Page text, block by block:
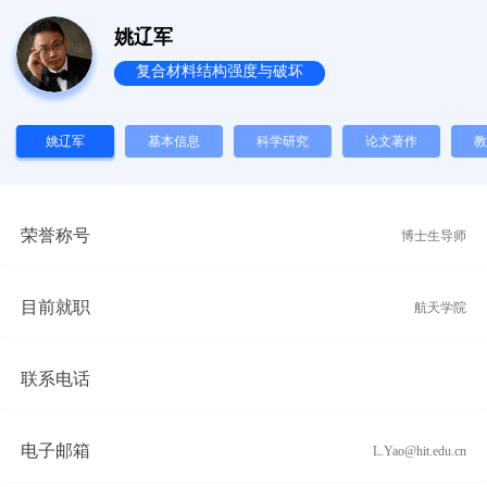
姚辽军
复合材料结构强度与破坏
姚辽军 基本信息 科学研究 论文著作
荣誉称号 博士生导师
目前就职 航天学院
联系电话
电子邮箱 L.Yao@hit.edu.cn